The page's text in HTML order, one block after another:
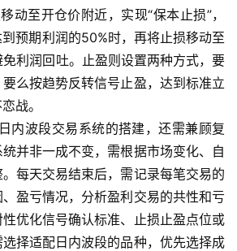
动至开仓价附近，实现“保本止损”，
预期利润的50%时，再将止损移动至
利润回吐。止盈则设置两种方式，要
么按趋势反转信号止盈，达到标准立
战。
内波段交易系统的搭建，还需兼顾复
并非一成不变，需根据市场变化、自
每天交易结束后，需记录每笔交易的
盈亏情况，分析盈利交易的共性和亏
优化信号确认标准、止损止盈点位或
择适配日内波段的品种，优先选择成